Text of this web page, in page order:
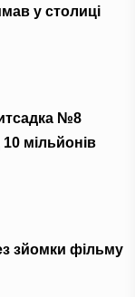
у столиці
№8
мільйонів
зйомки фільму